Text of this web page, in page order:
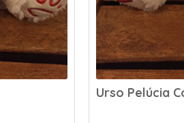
Chocolate